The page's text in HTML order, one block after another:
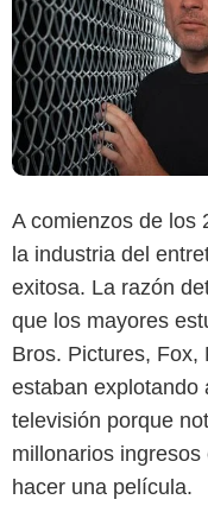
A comienzos de los
la industria del
exitosa. La razón
que los mayores
Bros. Pictures, Fox,
estaban explotando
televisión porque
millonarios
hacer una película.